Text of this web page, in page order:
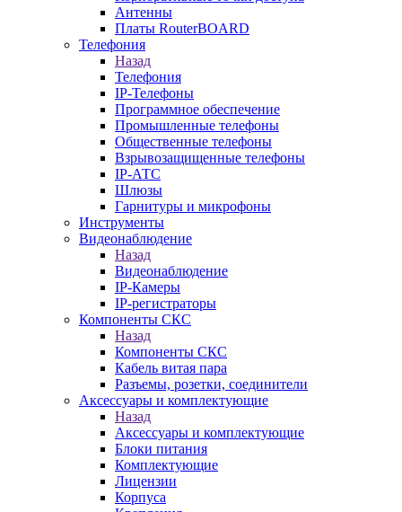
Антенны
Платы RouterBOARD
Телефония
Назад
Телефония
IP-Телефоны
Программное обеспечение
Промышленные телефоны
Общественные телефоны
Взрывозащищенные телефоны
IP-АТС
Шлюзы
Гарнитуры и микрофоны
Инструменты
Видеонаблюдение
Назад
Видеонаблюдение
IP-Камеры
IP-регистраторы
Компоненты СКС
Назад
Компоненты СКС
Кабель витая пара
Разъемы, розетки, соединители
Аксессуары и комплектующие
Назад
Аксессуары и комплектующие
Блоки питания
Комплектующие
Лицензии
Корпуса